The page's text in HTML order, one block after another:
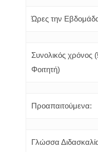
Ώρες την
Συνολικός χρόνος
Φοιτητή)
Προαπαιτούμενα:
Γλώσσα